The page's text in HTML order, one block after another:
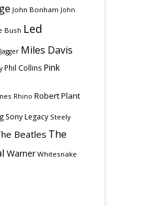
John Bonham John
Bush Led
Miles Davis
Phil Collins Pink
Rhino Robert Plant
Sony Legacy Steely
Beatles The
Warner Whitesnake